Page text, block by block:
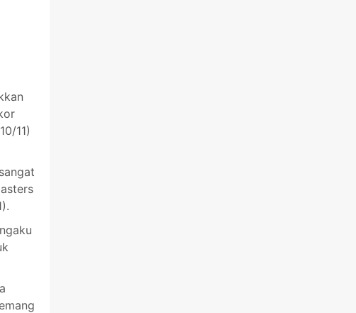
11)